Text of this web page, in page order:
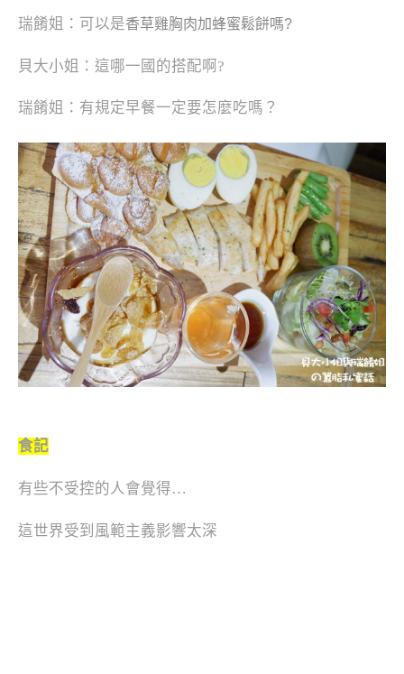
瑞餚姐：可以是香草雞胸肉加蜂蜜鬆餅嗎?
貝大小姐：這哪一國的搭配啊?
瑞餚姐：有規定早餐一定要怎麼吃嗎？
食記
有些不受控的人會覺得…
這世界受到風範主義影響太深